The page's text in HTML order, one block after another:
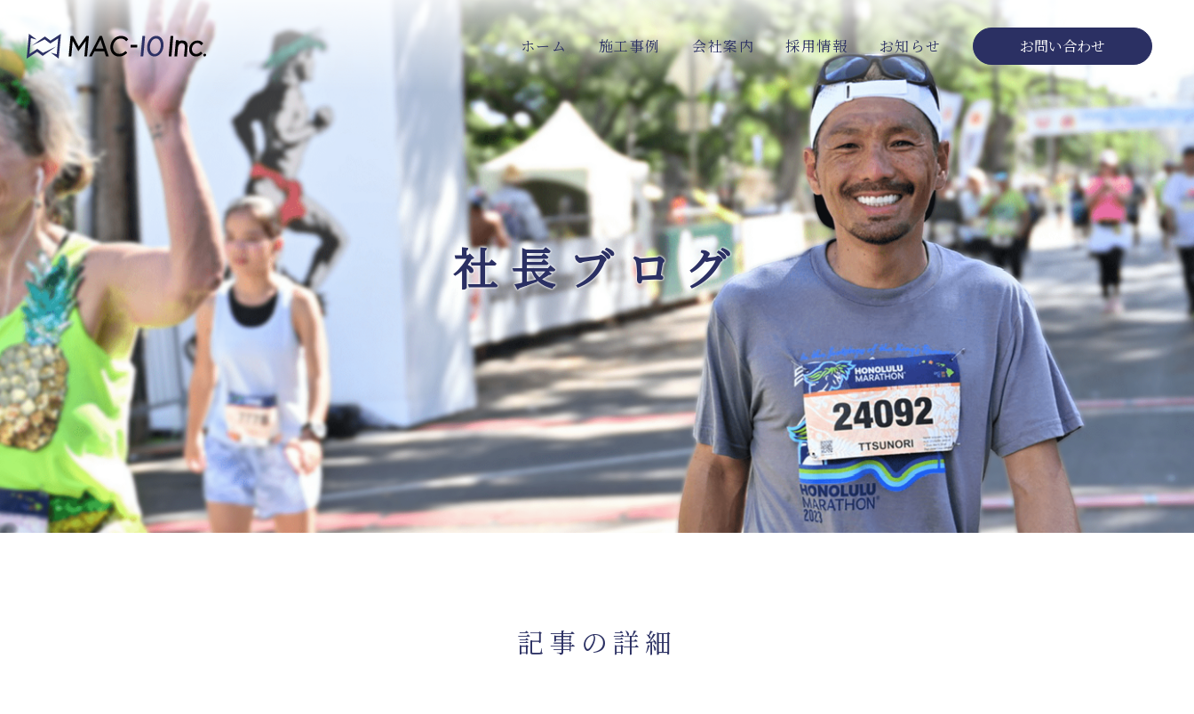
ホーム 施工事例 会社案内 採用情報 お知らせ お問い合わせ
社長ブログ
記事の詳細